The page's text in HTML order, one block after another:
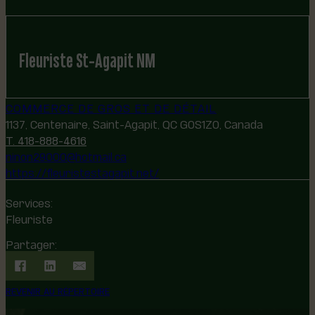
Fleuriste St-Agapit NM
COMMERCE DE GROS ET DE DÉTAIL
1137, Centenaire, Saint-Agapit, QC G0S1Z0, Canada
T. 418-888-4616
ninon29000@hotmail.ca
https://fleuristestagapit.net/
Services:
Fleuriste
Partager:
REVENIR AU RÉPERTOIRE